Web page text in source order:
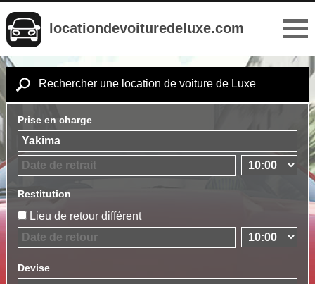
locationdevoituredeluxe.com
Rechercher une location de voiture de Luxe
Prise en charge
Restitution
Lieu de retour différent
Devise